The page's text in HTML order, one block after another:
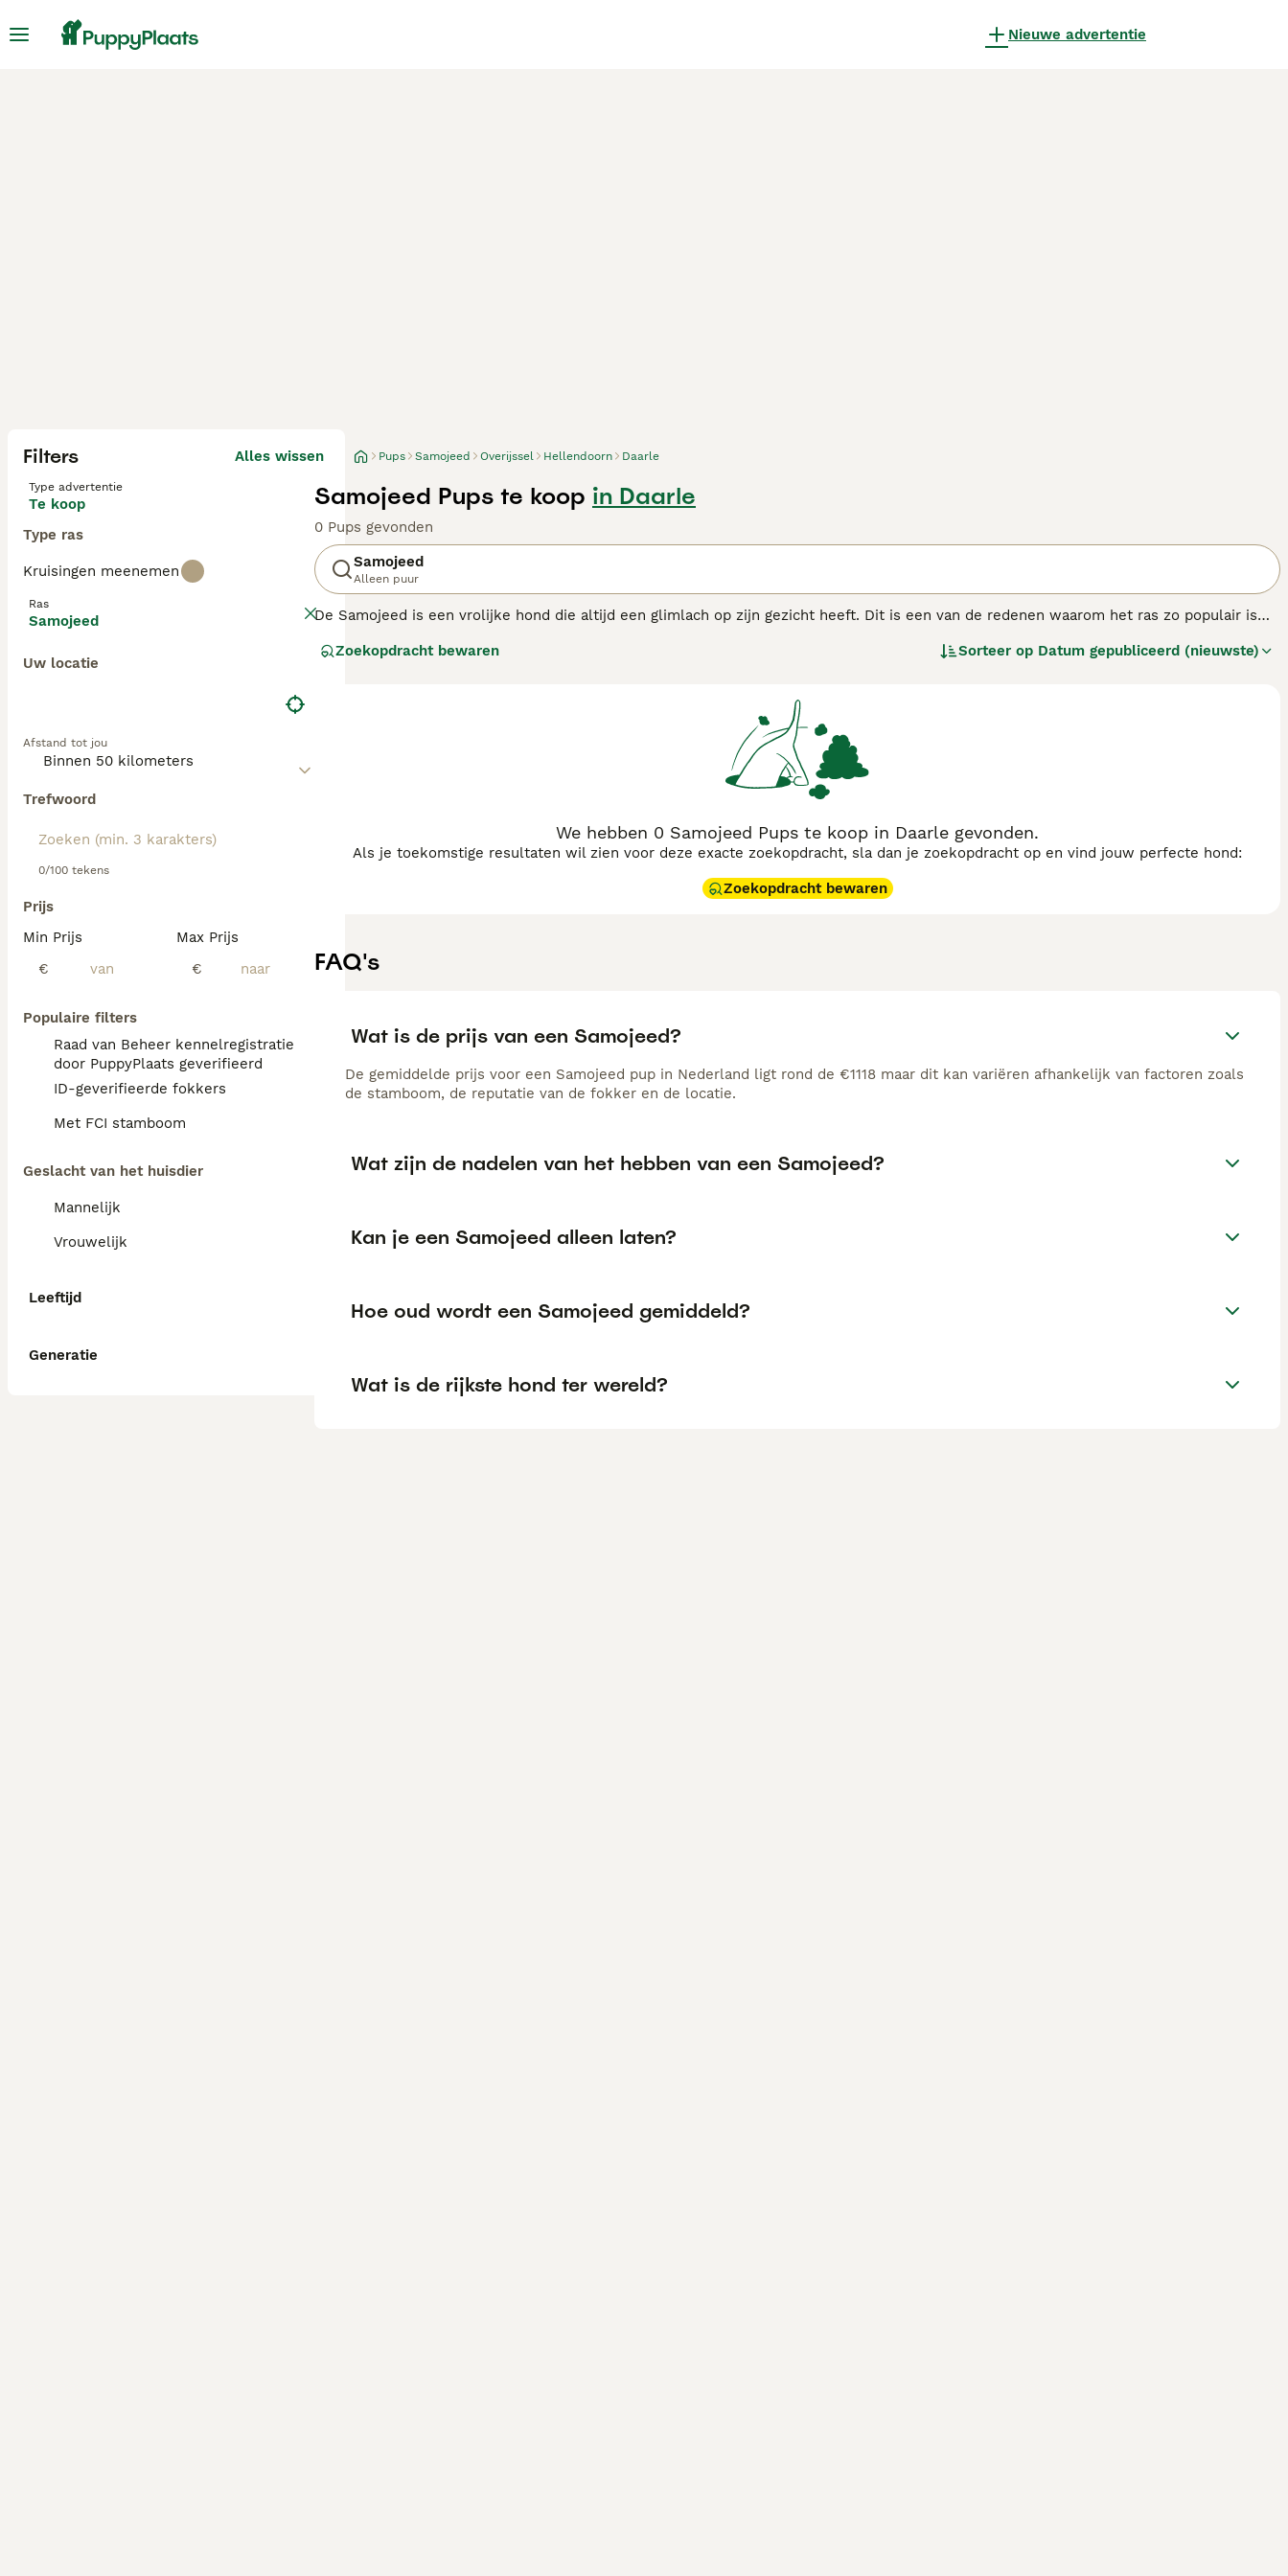
Nieuwe advertentie
Filters Alles wissen
Type advertentie
Te koop
Type ras
Kruisingen meenemen
Ras
Samojeed
Uw locatie
Afstand tot jou
Trefwoord
0/100 tekens
Prijs
Min Prijs
€
Max Prijs
€
Populaire filters
Raad van Beheer kennelregistratie
door PuppyPlaats geverifieerd
ID-geverifieerde fokkers
Met FCI stamboom
Geslacht van het huisdier
Mannelijk
Vrouwelijk
Leeftijd
Generatie
Pups Samojeed Overijssel Hellendoorn Daarle
Samojeed Pups te koop in Daarle
0 Pups gevonden
Samojeed
Alleen puur
De Samojeed is een vrolijke hond die altijd een glimlach op zijn gezicht heeft. Dit is een van de redenen waarom het ras zo populair is
een echt plezier om in de buurt te hebben dankzij hun liefdevolle, plezierige en vrolijke karakter. Ze zijn echter niet de beste keuze voor
voor informatie over dit hondenras.
Zoekopdracht bewaren Sorteer op Datum gepubliceerd (nieuwste)
We hebben 0 Samojeed Pups te koop in Daarle gevonden.
Als je toekomstige resultaten wil zien voor deze exacte zoekopdracht, sla dan je zoekopdracht op en vind jouw perfecte hond:
Zoekopdracht bewaren
FAQ's
Wat is de prijs van een Samojeed?
De gemiddelde prijs voor een Samojeed pup in Nederland ligt rond de €1118 maar dit kan variëren afhankelijk van factoren zoals
de stamboom, de reputatie van de fokker en de locatie.
Wat zijn de nadelen van het hebben van een Samojeed?
Kan je een Samojeed alleen laten?
Hoe oud wordt een Samojeed gemiddeld?
Wat is de rijkste hond ter wereld?